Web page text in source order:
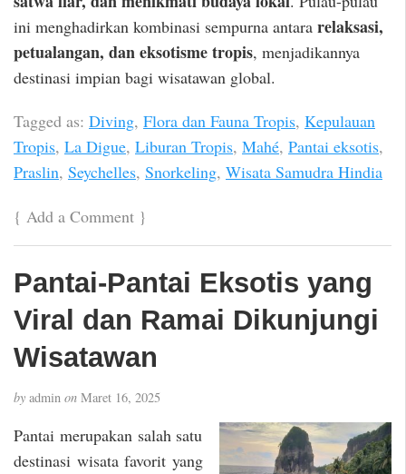
ini menghadirkan kombinasi sempurna antara relaksasi,
petualangan, dan eksotisme tropis, menjadikannya
destinasi impian bagi wisatawan global.
Tagged as: Diving, Flora dan Fauna Tropis, Kepulauan
Tropis, La Digue, Liburan Tropis, Mahé, Pantai eksotis,
Praslin, Seychelles, Snorkeling, Wisata Samudra Hindia
{ Add a Comment }
Pantai-Pantai Eksotis yang
Viral dan Ramai Dikunjungi
Wisatawan
by admin on Maret 16, 2025
Pantai merupakan salah satu
destinasi wisata favorit yang